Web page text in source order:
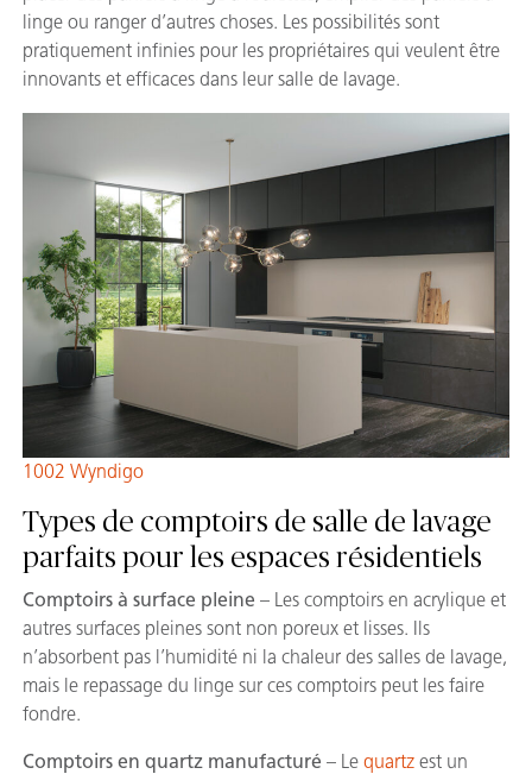
linge ou ranger d’autres choses. Les possibilités sont
pratiquement infinies pour les propriétaires qui veulent être
innovants et efficaces dans leur salle de lavage.
1002 Wyndigo
Types de comptoirs de salle de lavage
parfaits pour les espaces résidentiels
Comptoirs à surface pleine – Les comptoirs en acrylique et
autres surfaces pleines sont non poreux et lisses. Ils
n’absorbent pas l’humidité ni la chaleur des salles de lavage,
mais le repassage du linge sur ces comptoirs peut les faire
fondre.
Comptoirs en quartz manufacturé – Le quartz est un